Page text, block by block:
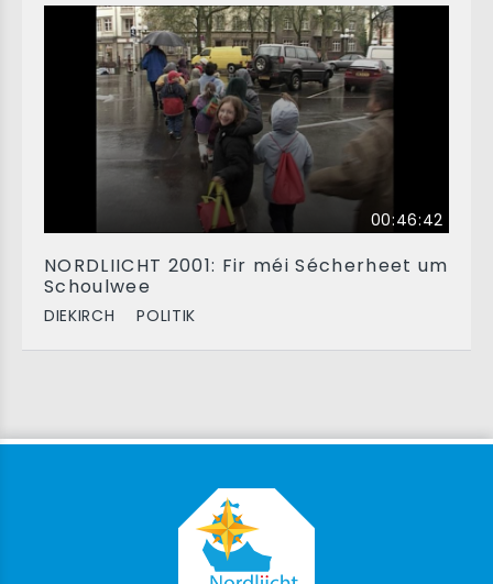
00:46:42
NORDLIICHT 2001: Fir méi Sécherheet um
Schoulwee
DIEKIRCH POLITIK